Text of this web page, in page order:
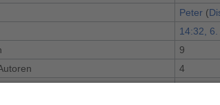
Peter (
14:32, 6.
9
4